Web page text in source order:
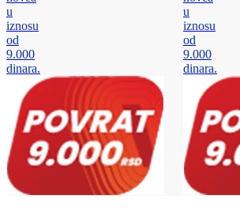
u
iznosu
od
9.000
dinara.
u
iznosu
od
9.000
dinara.